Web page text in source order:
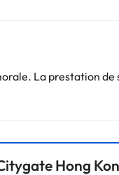
La prestation
Hong